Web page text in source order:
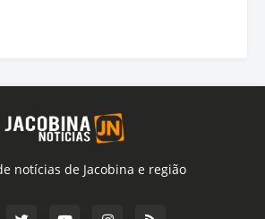
notícias de Jacobina e região